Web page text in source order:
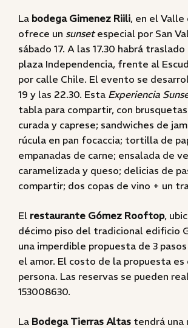
La bodega Gimenez Riili, en el Valle
ofrece un sunsetespecial por San
sábado 17. A las 17.30 habrá
plaza Independencia, frente al
por calle Chile. El evento se
19 y las 22.30. Esta Experiencia
tabla para compartir, con
curada y caprese; sandwiches de
rúcula en pan focaccia; tortilla de
empanadas de carne; ensalada de
caramelizada y queso; delicias de
compartir; dos copas de vino + un
El restaurante Gómez Rooftop,
décimo piso del tradicional edificio
una imperdible propuesta de 3
el amor. El costo de la propuesta es
persona. Las reservas se pueden
153008630.
La Bodega Tierras Altas tendrá una